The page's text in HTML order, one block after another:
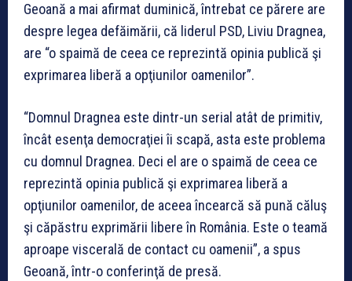
Geoană a mai afirmat duminică, întrebat ce părere are
despre legea defăimării, că liderul PSD, Liviu Dragnea,
are “o spaimă de ceea ce reprezintă opinia publică şi
exprimarea liberă a opţiunilor oamenilor”.
“Domnul Dragnea este dintr-un serial atât de primitiv,
încât esenţa democraţiei îi scapă, asta este problema
cu domnul Dragnea. Deci el are o spaimă de ceea ce
reprezintă opinia publică şi exprimarea liberă a
opţiunilor oamenilor, de aceea încearcă să pună căluş
şi căpăstru exprimării libere în România. Este o teamă
aproape viscerală de contact cu oamenii”, a spus
Geoană, într-o conferinţă de presă.